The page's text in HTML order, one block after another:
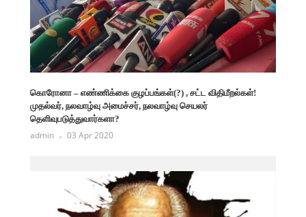
கொரோனா – எண்ணிக்கை குழப்பங்கள்(?) , சட்ட விதிமீறல்கள்!
முதல்வர், நலவாழ்வு அமைச்சர், நலவாழ்வு செயலர்
தெளிவுபடுத்துவார்களா?
admin 03 Apr 2020